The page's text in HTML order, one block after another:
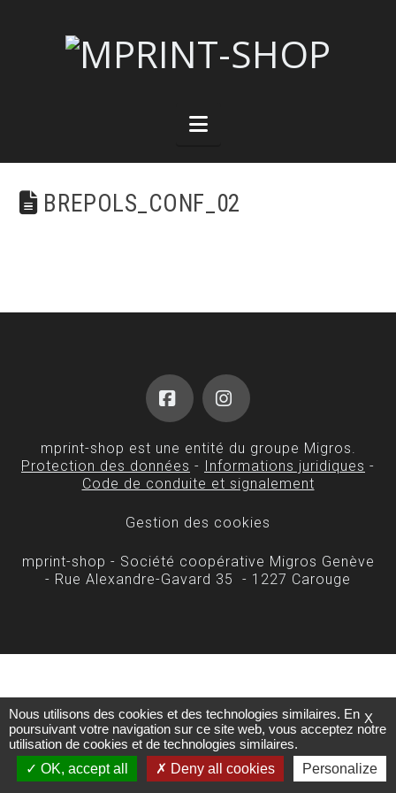
Navigation
BREPOLS_CONF_02
FacebookInstagram
mprint-shop est une entité du groupe Migros.
Protection des données - Informations juridiques -
Code de conduite et signalement
Gestion des cookies
mprint-shop - Société coopérative Migros Genève
- Rue Alexandre-Gavard 35 - 1227 Carouge
X
Nous utilisons des cookies et des technologies similaires. En
poursuivant votre navigation sur ce site web, vous acceptez notre
utilisation de cookies et de technologies similaires.
OK, accept all
Deny all cookies Personalize